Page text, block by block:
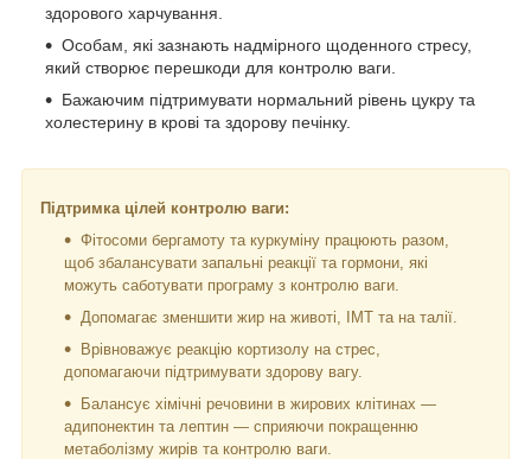
здорового харчування.
Особам, які зазнають надмірного щоденного стресу,
який створює перешкоди для контролю ваги.
Бажаючим підтримувати нормальний рівень цукру та
холестерину в крові та здорову печінку.
Підтримка цілей контролю ваги:
Фітосоми бергамоту та куркуміну працюють разом,
щоб збалансувати запальні реакції та гормони, які
можуть саботувати програму з контролю ваги.
Допомагає зменшити жир на животі, ІМТ та на талії.
Врівноважує реакцію кортизолу на стрес,
допомагаючи підтримувати здорову вагу.
Балансує хімічні речовини в жирових клітинах —
адипонектин та лептин — сприяючи покращенню
метаболізму жирів та контролю ваги.